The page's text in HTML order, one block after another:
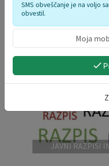
JAVNI RAZPISI
SMS obveščanje je na voljo
obvestil.